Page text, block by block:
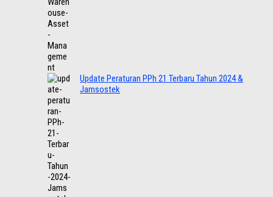
Update Peraturan PPh 21 Terbaru Tahun 2024 &
Jamsostek